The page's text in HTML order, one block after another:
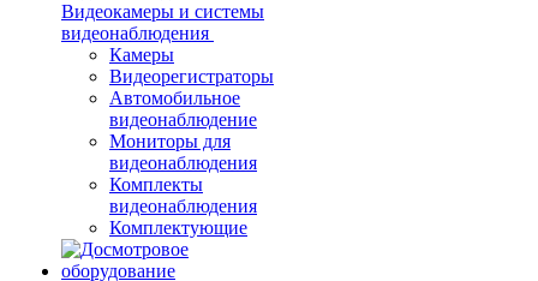
Видеокамеры и системы
видеонаблюдения
Камеры
Видеорегистраторы
Автомобильное
видеонаблюдение
Мониторы для
видеонаблюдения
Комплекты
видеонаблюдения
Комплектующие